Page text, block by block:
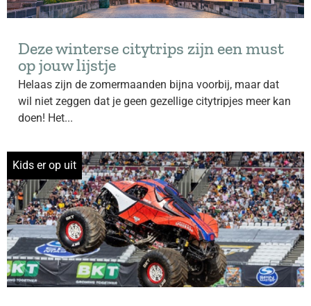
Deze winterse citytrips zijn een must
op jouw lijstje
Helaas zijn de zomermaanden bijna voorbij, maar dat
wil niet zeggen dat je geen gezellige citytripjes meer kan
doen! Het...
Kids er op uit